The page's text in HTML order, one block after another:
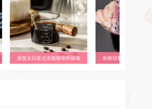
摩登主妇意式浓缩咖啡杯玻璃 新款轻奢小酒杯浮雕